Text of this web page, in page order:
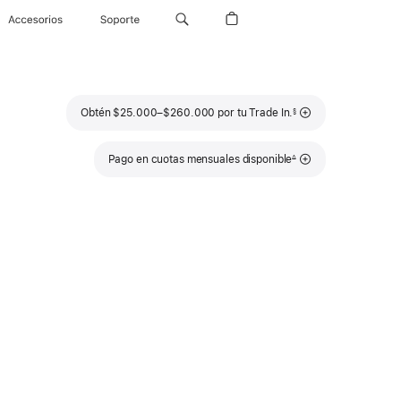
Accesorios Soporte
Obtén $25.000–$260.000 por tu Trade In.
Nota
a§
Pago en cuotas mensuales disponible
Nota
a∆